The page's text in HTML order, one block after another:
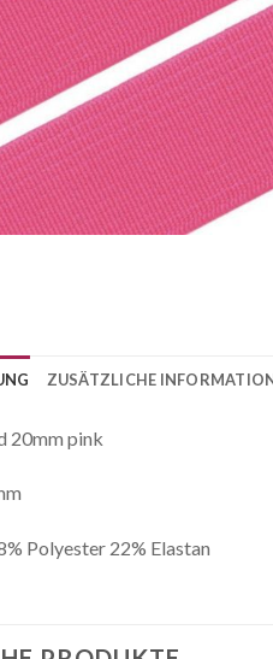
ZUSÄTZLICHE
20mm pink
Polyester 22% Elastan